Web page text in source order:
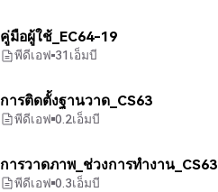
คู่มือผู้ใช้_EC64-19
พีดีเอฟ 31เอ็มบี
การติดตั้งฐานวาด_CS63
พีดีเอฟ 0.2เอ็มบี
การวาดภาพ_ช่วงการทำงาน_CS63
พีดีเอฟ 0.3เอ็มบี